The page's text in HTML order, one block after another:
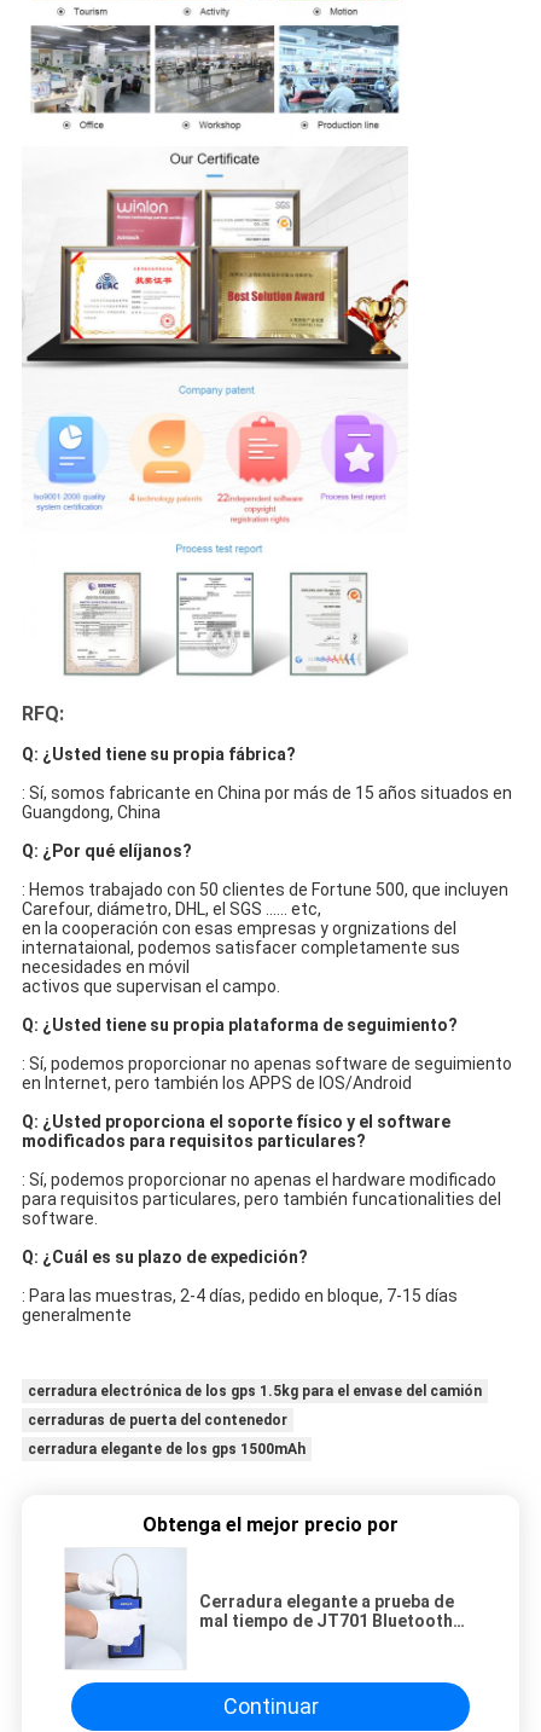
RFQ:
Q: ¿Usted tiene su propia fábrica?
: Sí, somos fabricante en China por más de 15 años situados en
Guangdong, China
Q: ¿Por qué elíjanos?
: Hemos trabajado con 50 clientes de Fortune 500, que incluyen
Carefour, diámetro, DHL, el SGS ...... etc,
en la cooperación con esas empresas y orgnizations del
internataional, podemos satisfacer completamente sus
necesidades en móvil
activos que supervisan el campo.
Q: ¿Usted tiene su propia plataforma de seguimiento?
: Sí, podemos proporcionar no apenas software de seguimiento
en Internet, pero también los APPS de IOS/Android
Q: ¿Usted proporciona el soporte físico y el software
modificados para requisitos particulares?
: Sí, podemos proporcionar no apenas el hardware modificado
para requisitos particulares, pero también funcationalities del
software.
Q: ¿Cuál es su plazo de expedición?
: Para las muestras, 2-4 días, pedido en bloque, 7-15 días
generalmente
cerradura electrónica de los gps 1.5kg para el envase del camión
cerraduras de puerta del contenedor
cerradura elegante de los gps 1500mAh
Obtenga el mejor precio por
Cerradura elegante a prueba de
mal tiempo de JT701 Bluetooth
Continuar